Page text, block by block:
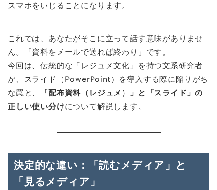
スマホをいじることになります。
これでは、あなたがそこに立って話す意味がありませ
ん。「資料をメールで送れば終わり」です。
今回は、伝統的な「レジュメ文化」を持つ文系研究者
が、スライド（PowerPoint）を導入する際に陥りがち
な罠と、
「配布資料（レジュメ）」と「スライド」の
正しい使い分けについて解説します。
決定的な違い：「読むメディア」と
「見るメディア」